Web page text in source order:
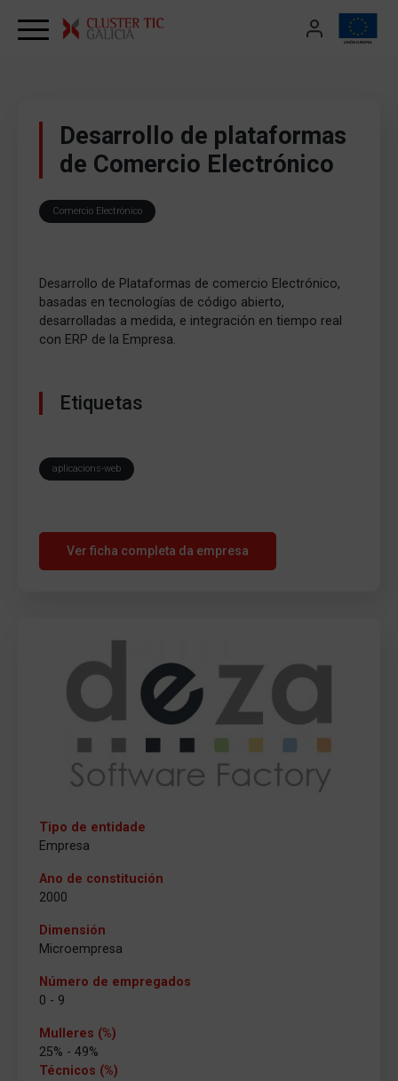
Desarrollo de plataformas
de Comercio Electrónico
Comercio Electrónico
Desarrollo de Plataformas de comercio Electrónico,
basadas en tecnologías de código abierto,
desarrolladas a medida, e integración en tiempo real
con ERP de la Empresa.
Etiquetas
aplicacions-web
Ver ficha completa da empresa
Tipo de entidade
Empresa
Ano de constitución
2000
Dimensión
Microempresa
Número de empregados
0 - 9
Mulleres (%)
25% - 49%
Técnicos (%)